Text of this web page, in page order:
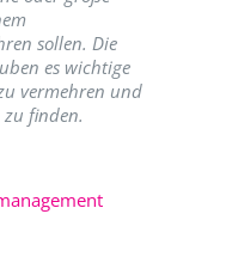
sollen. Die
es wichtige
vermehren und
finden.